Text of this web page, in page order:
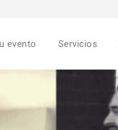
evento Servicios